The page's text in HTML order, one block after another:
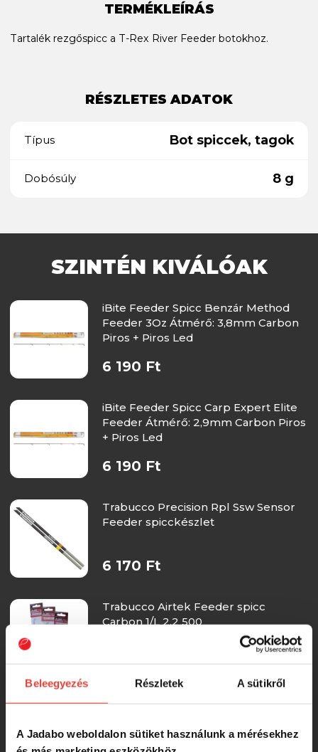
Beleegyezés Részletek A sütikről
A Jadabo weboldalon sütiket használunk a mérésekhez
TERMÉKLEÍRÁS
Tartalék rezgőspicc a T-Rex River Feeder botokhoz.
RÉSZLETES ADATOK
Típus Bot spiccek, tagok
Dobósúly 8 g
SZINTÉN KIVÁLÓAK
iBite Feeder Spicc Benzár Method
Feeder 3Oz Átmérő: 3,8mm Carbon
Piros + Piros Led
6 190 Ft
iBite Feeder Spicc Carp Expert Elite
Feeder Átmérő: 2,9mm Carbon Piros
+ Piros Led
6 190 Ft
Trabucco Precision Rpl Ssw Sensor
Feeder spicckészlet
6 170 Ft
Trabucco Airtek Feeder spicc
Carbon 1/L 2,2 500
6 090 Ft
Trabucco Airtek Feeder spicc